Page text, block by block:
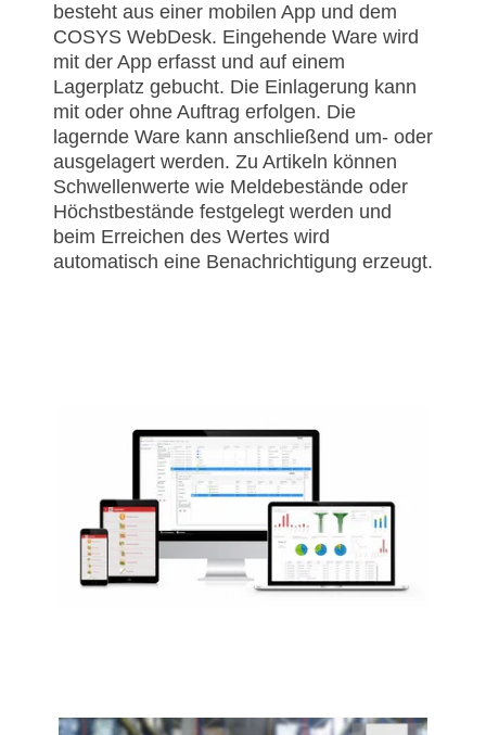
besteht aus einer mobilen App und dem
COSYS WebDesk. Eingehende Ware wird
mit der App erfasst und auf einem
Lagerplatz gebucht. Die Einlagerung kann
mit oder ohne Auftrag erfolgen. Die
lagernde Ware kann anschließend um- oder
ausgelagert werden. Zu Artikeln können
Schwellenwerte wie Meldebestände oder
Höchstbestände festgelegt werden und
beim Erreichen des Wertes wird
automatisch eine Benachrichtigung erzeugt.